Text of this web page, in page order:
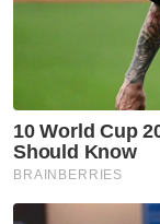
Ramli
Sementara
berkata,
Majlis
Parlimen,
peringkat